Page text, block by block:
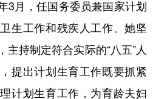
3月，任国务委员兼国家计划
生工作和残疾人工作。她坚
持制定符合实际的“八五”人
提出计划生育工作既要抓紧
计划生育工作，为育龄夫妇